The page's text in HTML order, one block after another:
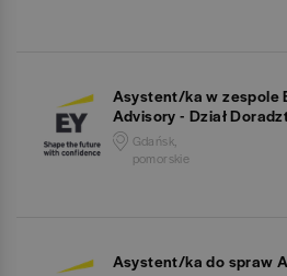
Asystent/ka w zespole
Advisory - Dział
Gdańsk,
pomorskie
Asystent/ka do spraw